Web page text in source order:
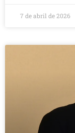
7 de abril de 2026